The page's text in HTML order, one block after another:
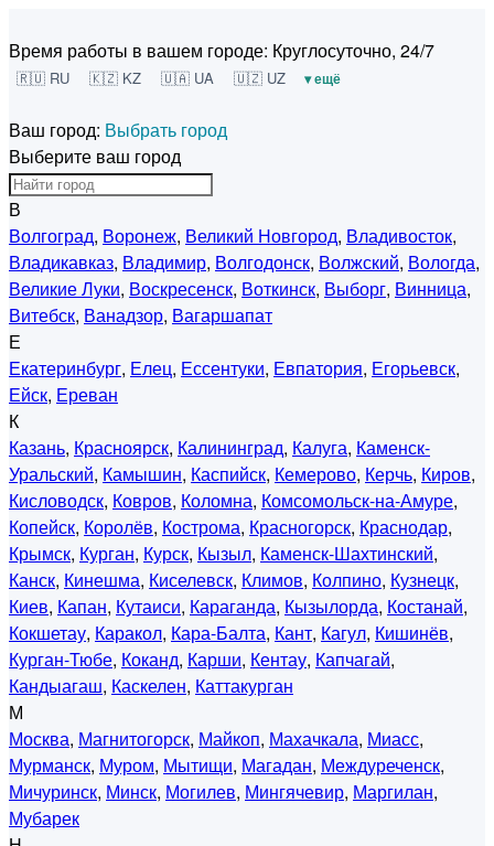
Время работы в вашем городе: Круглосуточно, 24/7
🇷🇺 RU 🇰🇿 KZ 🇺🇦 UA 🇺🇿 UZ ▾ ещё
Ваш город: Выбрать город
Выберите ваш город
В
Волгоград, Воронеж, Великий Новгород, Владивосток,
Владикавказ, Владимир, Волгодонск, Волжский, Вологда,
Великие Луки, Воскресенск, Воткинск, Выборг, Винница,
Витебск, Ванадзор, Вагаршапат
Е
Екатеринбург, Елец, Ессентуки, Евпатория, Егорьевск,
Ейск, Ереван
К
Казань, Красноярск, Калининград, Калуга, Каменск-
Уральский, Камышин, Каспийск, Кемерово, Керчь, Киров,
Кисловодск, Ковров, Коломна, Комсомольск-на-Амуре,
Копейск, Королёв, Кострома, Красногорск, Краснодар,
Крымск, Курган, Курск, Кызыл, Каменск-Шахтинский,
Канск, Кинешма, Киселевск, Климов, Колпино, Кузнецк,
Киев, Капан, Кутаиси, Караганда, Кызылорда, Костанай,
Кокшетау, Каракол, Кара-Балта, Кант, Кагул, Кишинёв,
Курган-Тюбе, Коканд, Карши, Кентау, Капчагай,
Кандыагаш, Каскелен, Каттакурган
М
Москва, Магнитогорск, Майкоп, Махачкала, Миасс,
Мурманск, Муром, Мытищи, Магадан, Междуреченск,
Мичуринск, Минск, Могилев, Мингячевир, Маргилан,
Мубарек